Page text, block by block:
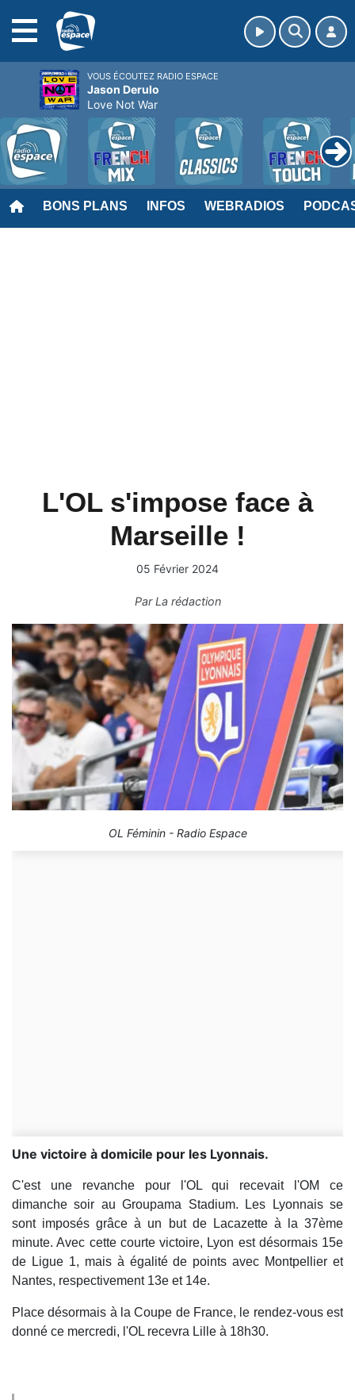
BONS PLANS INFOS WEBRADIOS
L'OL s'impose face à
Marseille !
05 Février 2024
ParLa rédaction
OL Féminin - Radio Espace
Une victoire à domicile pour les Lyonnais.
C'est une revanche pour l'OL qui recevait l'OM ce
dimanche soir au Groupama Stadium. Les Lyonnais se
sont imposés grâce à un but de Lacazette à la 37ème
minute. Avec cette courte victoire, Lyon est désormais 15e
de Ligue 1, mais à égalité de points avec Montpellier et
Nantes, respectivement 13e et 14e.
Place désormais à la Coupe de France, le rendez-vous est
donné ce mercredi, l'OL recevra Lille à 18h30.
VOUS ÉCOUTEZ RADIO ESPACE
Jason Derulo
Love Not War